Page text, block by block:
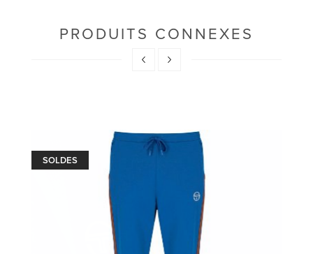
PRODUITS CONNEXES
SOLDES